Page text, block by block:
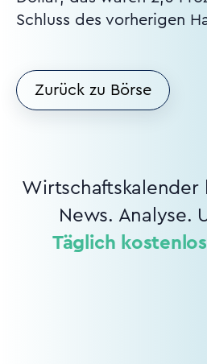
Schluss des vorherigen
Zurück zu Börse
Wirtschaftskalender
News. Analyse.
Täglich